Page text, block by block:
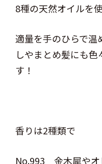
8種の天然オイルを
適量を手のひらで温
しやまとめ髪にも
す！
香りは2種類で
No.993 金木犀やオ